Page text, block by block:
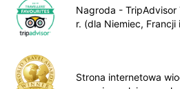
Nagroda - TripAdvisor
r. (dla Niemiec, Francji
Strona internetowa